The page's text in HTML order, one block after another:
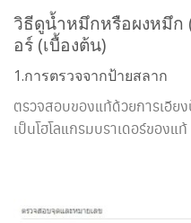
วิธีดูน้ำหมึกหรือผงหมึก
อร์ (เบื้องต้น)
1.การตรวจจากป้ายสลาก
ตรวจสอบของแท้ด้วยการเอีย
เป็นโฮโลแกรมบราเดอร์ของ